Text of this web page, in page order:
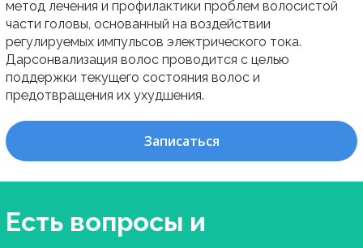
метод лечения и профилактики проблем волосистой
части головы, основанный на воздействии
регулируемых импульсов электрического тока.
Дарсонвализация волос проводится с целью
поддержки текущего состояния волос и
предотвращения их ухудшения.
Записаться
Есть вопросы и